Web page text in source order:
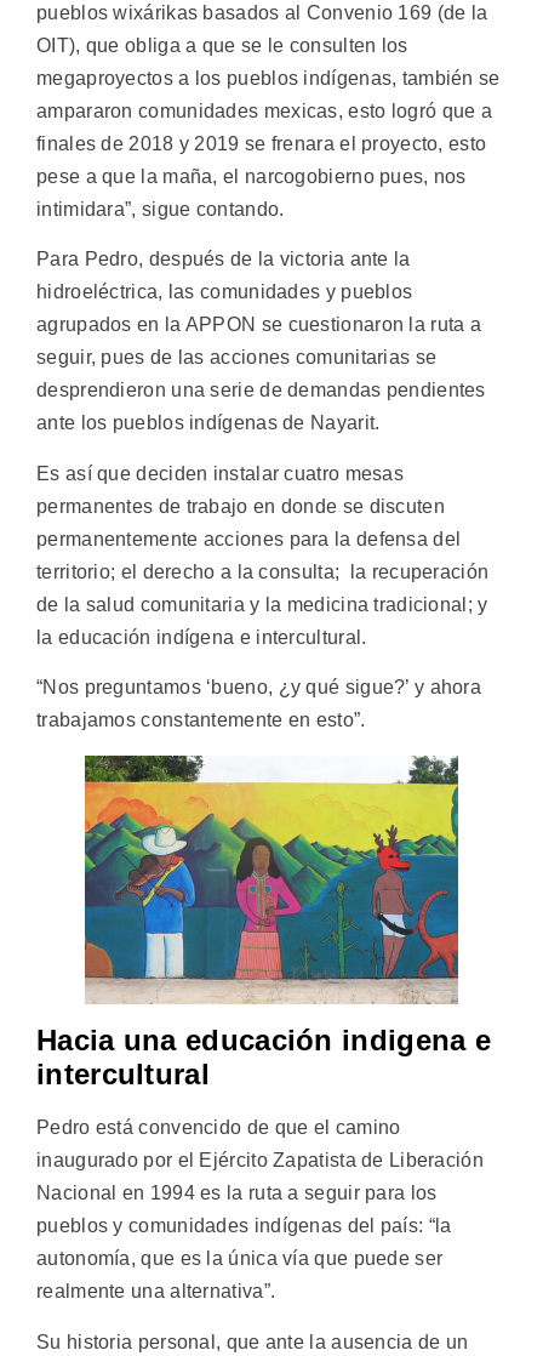
pueblos wixárikas basados al Convenio 169 (de la
OIT), que obliga a que se le consulten los
megaproyectos a los pueblos indígenas, también se
ampararon comunidades mexicas, esto logró que a
finales de 2018 y 2019 se frenara el proyecto, esto
pese a que la maña, el narcogobierno pues, nos
intimidara”, sigue contando.
Para Pedro, después de la victoria ante la
hidroeléctrica, las comunidades y pueblos
agrupados en la APPON se cuestionaron la ruta a
seguir, pues de las acciones comunitarias se
desprendieron una serie de demandas pendientes
ante los pueblos indígenas de Nayarit.
Es así que deciden instalar cuatro mesas
permanentes de trabajo en donde se discuten
permanentemente acciones para la defensa del
territorio; el derecho a la consulta; la recuperación
de la salud comunitaria y la medicina tradicional; y
la educación indígena e intercultural.
“Nos preguntamos ‘bueno, ¿y qué sigue?’ y ahora
trabajamos constantemente en esto”.
Hacia una educación indigena e
intercultural
Pedro está convencido de que el camino
inaugurado por el Ejército Zapatista de Liberación
Nacional en 1994 es la ruta a seguir para los
pueblos y comunidades indígenas del país: “la
autonomía, que es la única vía que puede ser
realmente una alternativa”.
Su historia personal, que ante la ausencia de un